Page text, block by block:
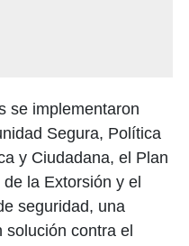
se implementaron
Segura, Política
y Ciudadana, el Plan
la Extorsión y el
seguridad, una
contra el